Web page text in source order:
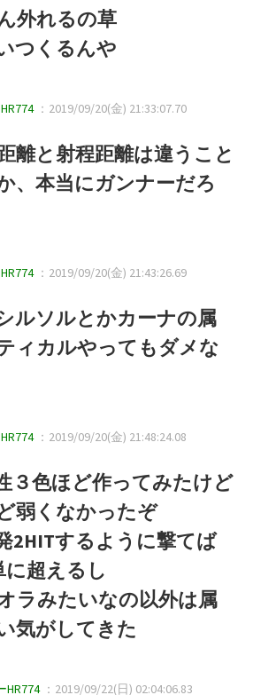
外れるの草
つくるんや
：2019/09/20(金) 21:33:07.70
離と射程距離は違うこと
、本当にガンナーだろ
：2019/09/20(金) 21:43:26.69
ルソルとかカーナの属
ィカルやってもダメな
：2019/09/20(金) 21:48:24.08
３色ほど作ってみたけど
弱くなかったぞ
2HITするように撃てば
に超えるし
ラみたいなの以外は属
気がしてきた
HR774 ：2019/09/22(日) 02:04:06.83